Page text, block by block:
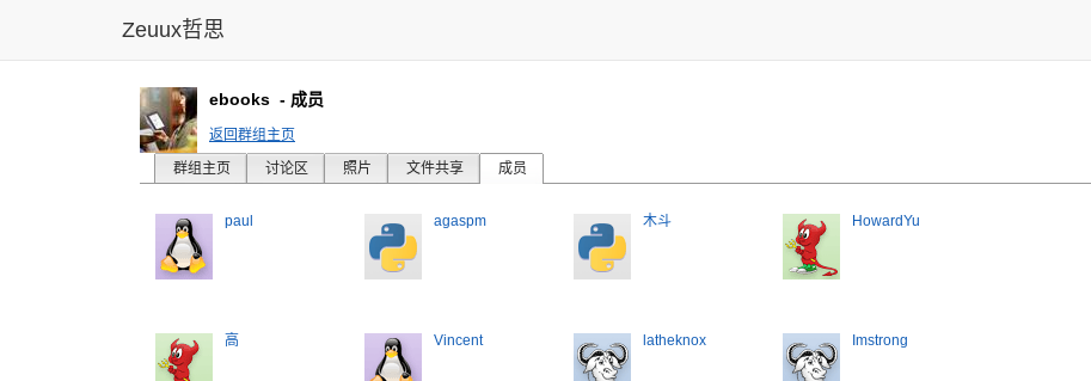
Zeuux哲思
ebooks - 成员
返回群组主页
群组主页
讨论区 照片 文件共享 成员
paul agaspm 木斗 HowardYu
高 Vincent latheknox Imstrong